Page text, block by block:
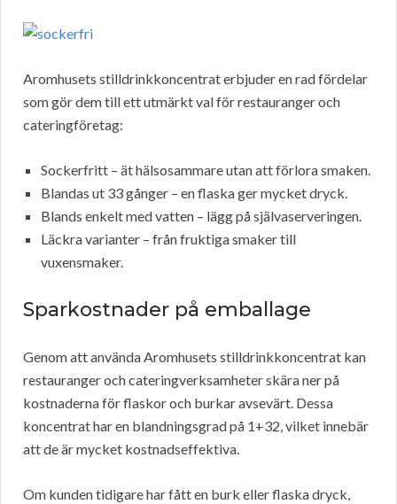
Aromhusets stilldrinkkoncentrat erbjuder en rad fördelar
som gör dem till ett utmärkt val för restauranger och
cateringföretag:
Sockerfritt – ät hälsosammare utan att förlora smaken.
Blandas ut 33 gånger – en flaska ger mycket dryck.
Blands enkelt med vatten – lägg på självaserveringen.
Läckra varianter – från fruktiga smaker till
vuxensmaker.
Sparkostnader på emballage
Genom att använda Aromhusets stilldrinkkoncentrat kan
restauranger och cateringverksamheter skära ner på
kostnaderna för flaskor och burkar avsevärt. Dessa
koncentrat har en blandningsgrad på 1+32, vilket innebär
att de är mycket kostnadseffektiva.
Om kunden tidigare har fått en burk eller flaska dryck,